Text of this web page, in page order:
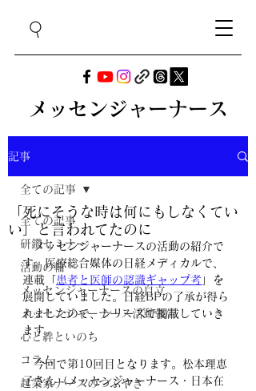
メッセンジャーナース
記事
全ての記事
研鑽セミナー
活動の輪
メッセンジャーナースの自立
メッセンジャーナース活動報告
心と絆といのち
コラム
起業家ナースのつぶやき
全ての記事
「死にそうな時は何にもしなくてい
い」と言われてたのに
メッセンジャーナースの活動の紹介で
す。医療総合媒体の日経メディカルで、
連載「
患者と医師の認識ギャップ考 」を
展開していました。日経BPの了承が得ら
れましたので、シリーズで掲載していき
ます。
今回で第10回目となります。 松本理恵
子さん（メッセンジャーナース・日本在